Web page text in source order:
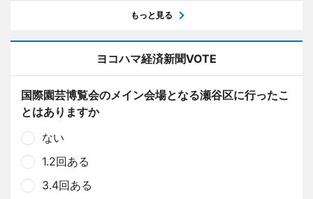
もっと見る
ヨコハマ経済新聞VOTE
国際園芸博覧会のメイン会場となる瀬谷区に行ったこ
とはありますか
ない
1.2回ある
3.4回ある